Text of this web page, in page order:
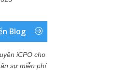
Blog
iCPO cho
sự miễn phí